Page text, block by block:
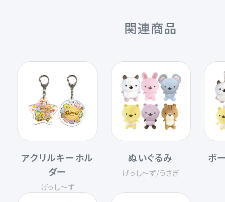
関連商品
アクリルキーホル
ダー
げっし〜ず
ぬいぐるみ
げっし〜ず/うさぎ
ボ